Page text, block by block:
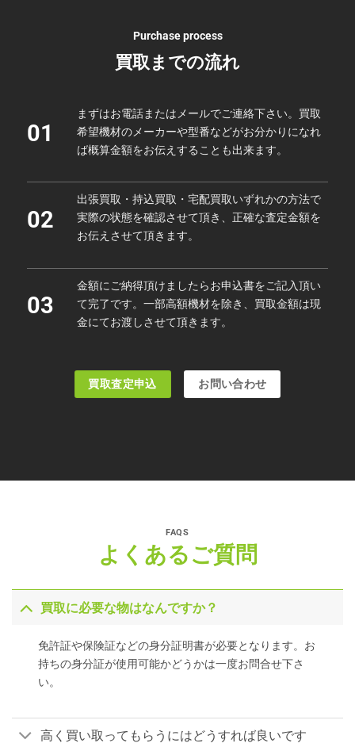
Purchase process
買取までの流れ
01
まずはお電話またはメールでご連絡下さい。買取
希望機材のメーカーや型番などがお分かりになれ
ば概算金額をお伝えすることも出来ます。
02
出張買取・持込買取・宅配買取いずれかの方法で
実際の状態を確認させて頂き、正確な査定金額を
お伝えさせて頂きます。
03
金額にご納得頂けましたらお申込書をご記入頂い
て完了です。一部高額機材を除き、買取金額は現
金にてお渡しさせて頂きます。
買取査定申込 お問い合わせ
FAQS
よくあるご質問
買取に必要な物はなんですか？
免許証や保険証などの身分証明書が必要となります。お
持ちの身分証が使用可能かどうかは一度お問合せ下さ
い。
高く買い取ってもらうにはどうすれば良いです